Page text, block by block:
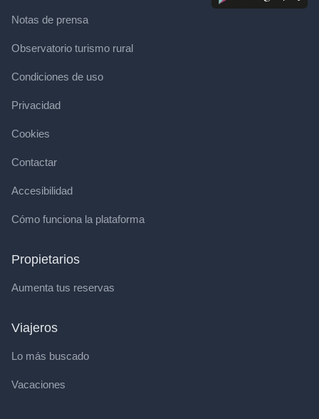
Notas de prensa
Observatorio turismo rural
Condiciones de uso
Privacidad
Cookies
Contactar
Accesibilidad
Cómo funciona la plataforma
Propietarios
Aumenta tus reservas
Viajeros
Lo más buscado
Vacaciones